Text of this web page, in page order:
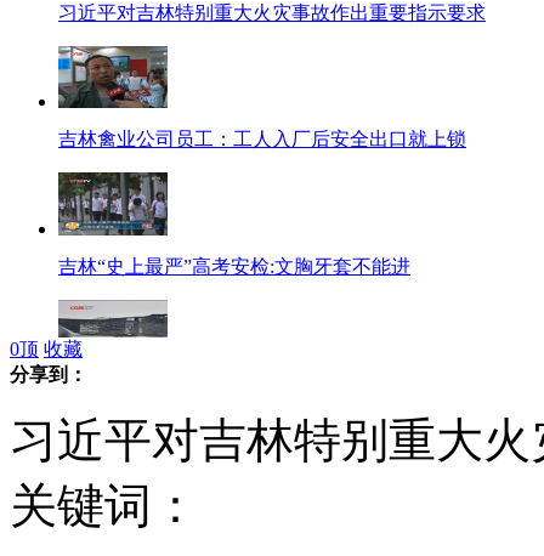
习近平对吉林特别重大火灾事故作出重要指示要求
吉林禽业公司员工：工人入厂后安全出口就上锁
吉林“史上最严”高考安检:文胸牙套不能进
吉林德惠爆炸伤者：现场发生踩踏 爬出逃生
0顶 收藏
分享到：
习近平对吉林特别重大
关键词：